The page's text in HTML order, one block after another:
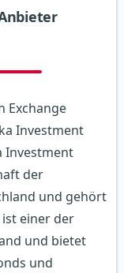
Exchange
Investment
Investment
der
und gehört
einer der
und bietet
und